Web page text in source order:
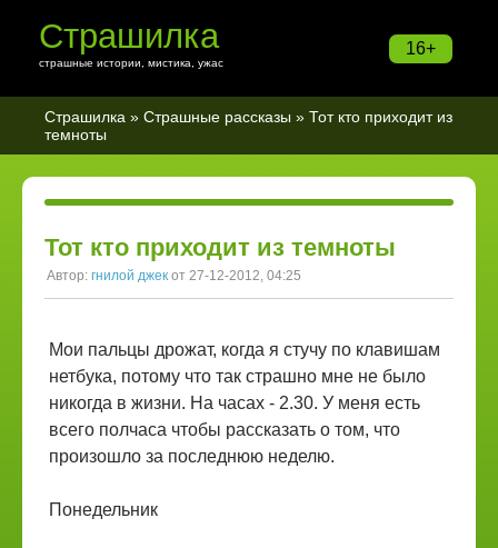
16+
Страшилка
страшные истории, мистика, ужас
Страшилка » Страшные рассказы » Тот кто приходит из
темноты
Тот кто приходит из темноты
Автор: гнилой джек от 27-12-2012, 04:25
Мои пальцы дрожат, когда я стучу по клавишам
нетбука, потому что так страшно мне не было
никогда в жизни. На часах - 2.30. У меня есть
всего полчаса чтобы рассказать о том, что
произошло за последнюю неделю.
Понедельник